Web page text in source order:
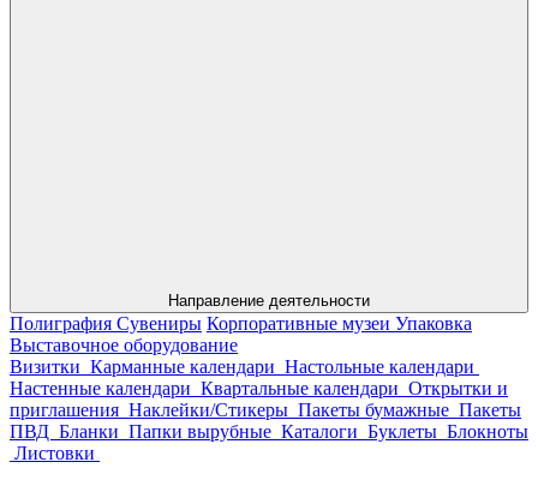
Направление деятельности
Полиграфия Сувениры Корпоративные музеи Упаковка
Выставочное оборудование
Визитки Карманные календари Настольные календари
Настенные календари Квартальные календари Открытки и
приглашения Наклейки/Стикеры Пакеты бумажные Пакеты
ПВД Бланки Папки вырубные Каталоги Буклеты Блокноты
Листовки